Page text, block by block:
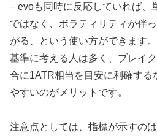
– evoも同時に反応していれば、
ではなく、ボラティリティが伴
がる、という使い方ができます
基準に考える人は多く、ブレイ
合に1ATR相当を目安に利確する
やすいのがメリットです。
注意点としては、指標が示すの